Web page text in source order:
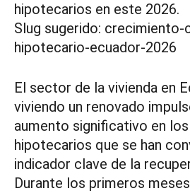
hipotecarios en este 2026.
Slug sugerido:
hipotecario-ecuador-2026
El sector de la vivienda en
viviendo un renovado
aumento significativo en
hipotecarios que se han
indicador clave de la
Durante los primeros